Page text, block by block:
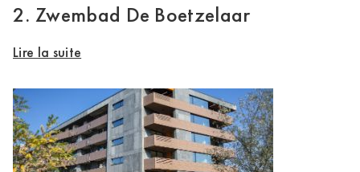
2. Zwembad De Boetzelaar
Lire la suite